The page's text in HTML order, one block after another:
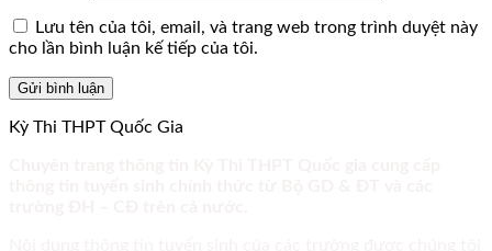
Lưu tên của tôi, email, và trang web trong trình duyệt này
cho lần bình luận kế tiếp của tôi.
Kỳ Thi THPT Quốc Gia